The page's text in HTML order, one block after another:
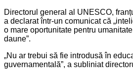
Directorul general al UNESCO,
a declarat într-un comunicat că
o mare oportunitate pentru
daune”.
„Nu ar trebui să fie introdusă în
guvernamentală”, a subliniat